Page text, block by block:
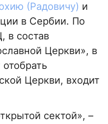
(Радовичу) и
в Сербии. По
в состав
Церкви», в
Церкви, входит
сектой», –